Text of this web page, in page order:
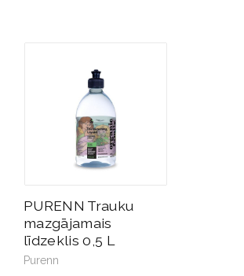
PURENN Trauku
mazgājamais
līdzeklis 0,5 L
Purenn